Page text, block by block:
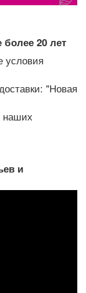
20 лет
условия
"Новая
наших
и